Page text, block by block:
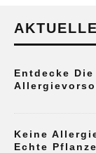
Entdecke
Keine
Echte